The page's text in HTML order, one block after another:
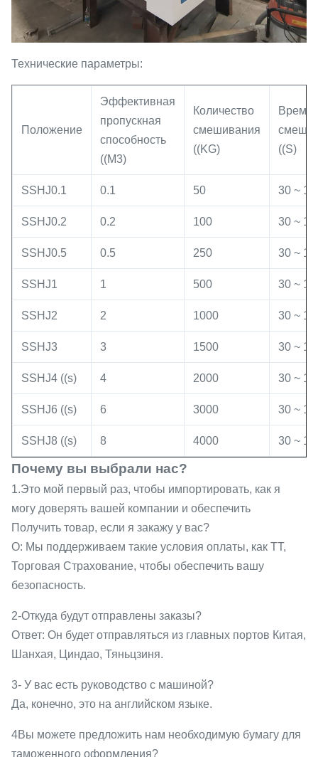
Технические параметры:
Положение
Эффективная
пропускная
способность
((M3)
Количество
смешивания
((KG)
Время
((S)
SSHJ0.1 0.1 50 30 ~
SSHJ0.2 0.2 100 30 ~
SSHJ0.5 0.5 250 30 ~
SSHJ1 1 500 30 ~
SSHJ2 2 1000 30 ~
SSHJ3 3 1500 30 ~
SSHJ4 ((s) 4 2000 30 ~
SSHJ6 ((s) 6 3000 30 ~
SSHJ8 ((s) 8 4000 30 ~
Почему вы выбрали нас?
1.Это мой первый раз, чтобы импортировать, как я
могу доверять вашей компании и обеспечить
Получить товар, если я закажу у вас?
О: Мы поддерживаем такие условия оплаты, как TT,
Торговая Страхование, чтобы обеспечить вашу
безопасность.
2-Откуда будут отправлены заказы?
Ответ: Он будет отправляться из главных портов Китая,
Шанхая, Циндао, Тяньцзиня.
3- У вас есть руководство с машиной?
Да, конечно, это на английском языке.
4Вы можете предложить нам необходимую бумагу для
таможенного оформления?